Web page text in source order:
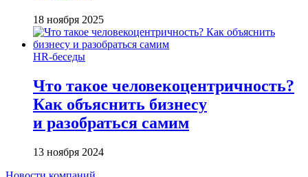
18 ноября 2025
HR-беседы
Что такое человеко­центричность?
Как объяснить бизнесу
и разобраться самим
13 ноября 2024